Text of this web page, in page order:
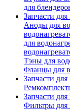
для
Запчасти для
Аноды для
для
Тэны для
Фланцы для
Запчасти
Запчасти
Фильтры для